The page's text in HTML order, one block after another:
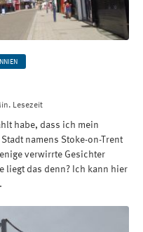
Lesezeit
habe, dass ich mein
namens Stoke-on-Trent
verwirrte Gesichter
liegt das denn? Ich kann hier